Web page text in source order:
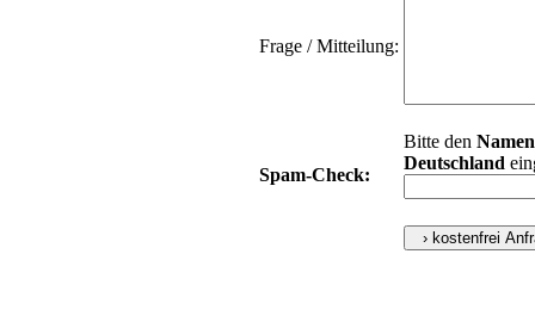
Frage / Mitteilung:
Spam-Check:
Bitte den Namen
Deutschland